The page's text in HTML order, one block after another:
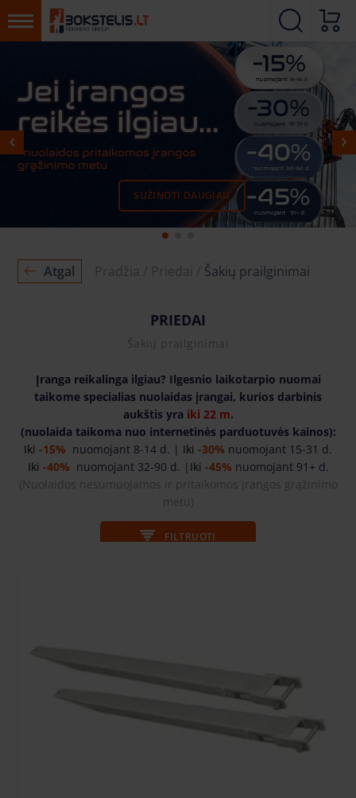
SUŽINOTI DAUGIAU
DAUGIAU
DAUGIAU
Atgal Pradžia Priedai Šakių prailginimai
PRIEDAI
Šakių prailginimai
Įranga reikalinga ilgiau? Ilgesnio laikotarpio nuomai
taikome specialias nuolaidas įrangai, kurios darbinis
aukštis yra iki 22 m.
(nuolaida taikoma nuo internetinės parduotuvės kainos):
Iki -15% nuomojant 8-14 d. | Iki -30% nuomojant 15-31 d.
Iki -40% nuomojant 32-90 d. | Iki -45% nuomojant 91+ d.
( Nuolaidos nesumuojamos ir pritaikomos įrangos grąžinimo
metu)
FILTRUOTI